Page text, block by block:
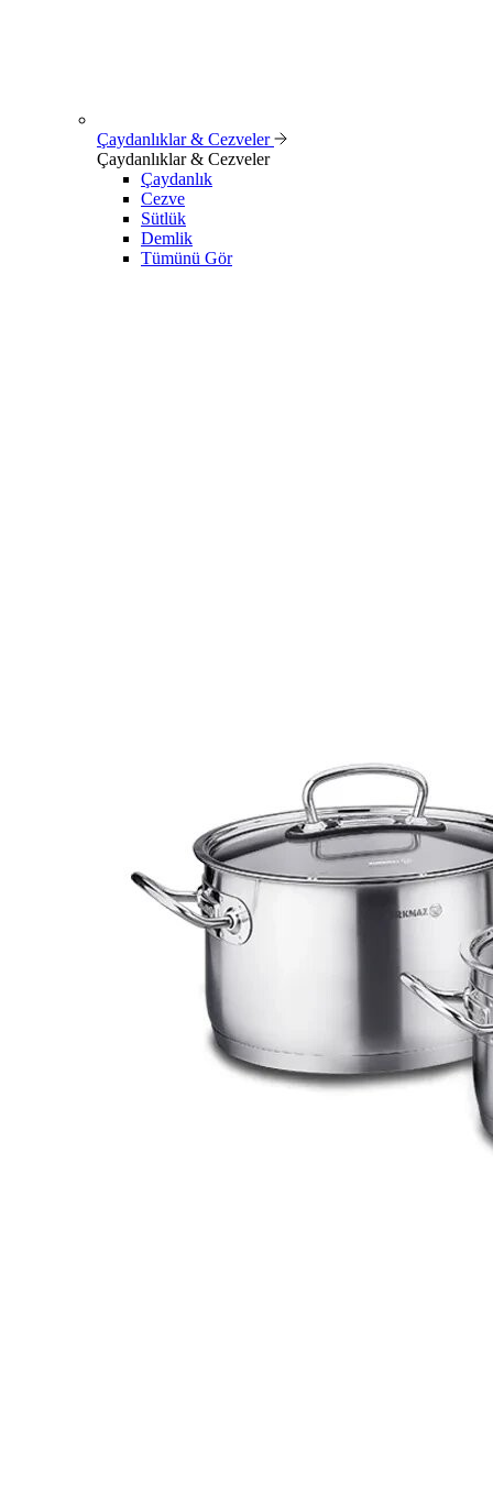
Çaydanlıklar & Cezveler
Çaydanlıklar & Cezveler
Çaydanlık
Cezve
Sütlük
Demlik
Tümünü Gör